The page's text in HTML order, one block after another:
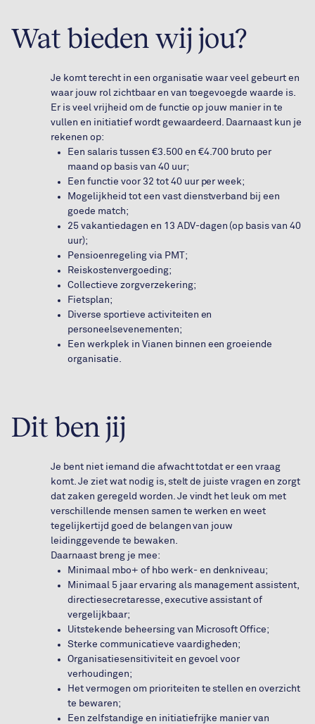
Wat bieden wij jou?
Je komt terecht in een organisatie waar veel gebeurt en
waar jouw rol zichtbaar en van toegevoegde waarde is.
Er is veel vrijheid om de functie op jouw manier in te
vullen en initiatief wordt gewaardeerd. Daarnaast kun je
rekenen op:
Een salaris tussen €3.500 en €4.700 bruto per
maand op basis van 40 uur;
Een functie voor 32 tot 40 uur per week;
Mogelijkheid tot een vast dienstverband bij een
goede match;
25 vakantiedagen en 13 ADV-dagen (op basis van 40
uur);
Pensioenregeling via PMT;
Reiskostenvergoeding;
Collectieve zorgverzekering;
Fietsplan;
Diverse sportieve activiteiten en
personeelsevenementen;
Een werkplek in Vianen binnen een groeiende
organisatie.
Dit ben jij
Je bent niet iemand die afwacht totdat er een vraag
komt. Je ziet wat nodig is, stelt de juiste vragen en zorgt
dat zaken geregeld worden. Je vindt het leuk om met
verschillende mensen samen te werken en weet
tegelijkertijd goed de belangen van jouw
leidinggevende te bewaken.
Daarnaast breng je mee:
Minimaal mbo+ of hbo werk- en denkniveau;
Minimaal 5 jaar ervaring als management assistent,
directiesecretaresse, executive assistant of
vergelijkbaar;
Uitstekende beheersing van Microsoft Office;
Sterke communicatieve vaardigheden;
Organisatiesensitiviteit en gevoel voor
verhoudingen;
Het vermogen om prioriteiten te stellen en overzicht
te bewaren;
Een zelfstandige en initiatiefrijke manier van